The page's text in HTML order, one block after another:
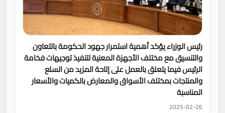
رئيس الوزراء يؤكد أهمية استمرار جهود الحكومة بالتعاون
والتنسيق مع مختلف الأجهزة المعنية لتنفيذ توجيهات فخامة
الرئيس فيما يتعلق بالعمل على إتاحة المزيد من السلع
والمنتجات بمختلف الأسواق والمعارض بالكميات والأسعار
المناسبة
2025-02-26